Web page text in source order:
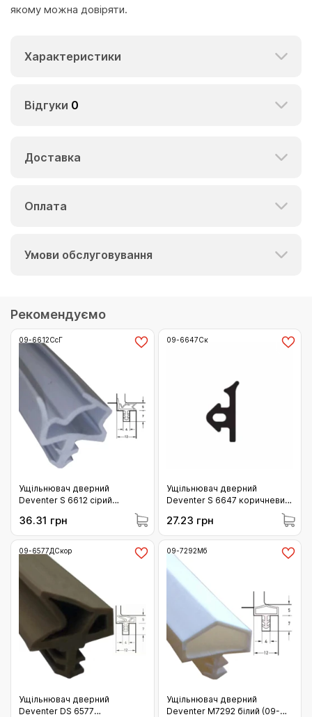
якому можна довіряти.
Характеристики
Відгуки 0
Доставка
Оплата
Умови обслуговування
Рекомендуємо
09-6612СсГ
Ущільнювач дверний
Deventer S 6612 сірий
36.31 грн
09-6647Ск
Ущільнювач дверний
Deventer S 6647 коричневий
27.23 грн
09-6577ДСкор
Ущільнювач дверний
Deventer DS 6577
09-7292Мб
Ущільнювач дверний
Deventer M7292 білий (09-